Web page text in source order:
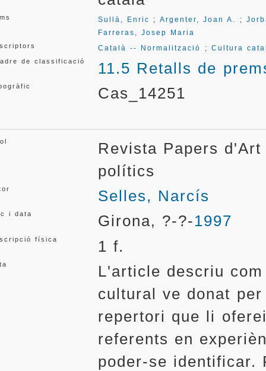
Sullà, Enric ; Argenter, Joan A. ;
Farreras, Josep Maria
Català -- Normalització ; Cultura
de classificació 11.5 Retalls de
Cas_14251
Revista Papers
polítics
Selles, Narcís
i data Girona, ?-?-1997
física 1 f.
L'article descriu
cultural ve donat
repertori que li
referents en
poder-se identificar.